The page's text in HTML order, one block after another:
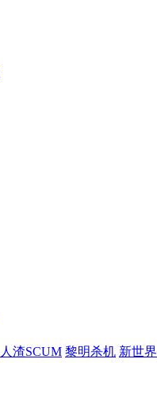
人渣SCUM 黎明杀机 新世界